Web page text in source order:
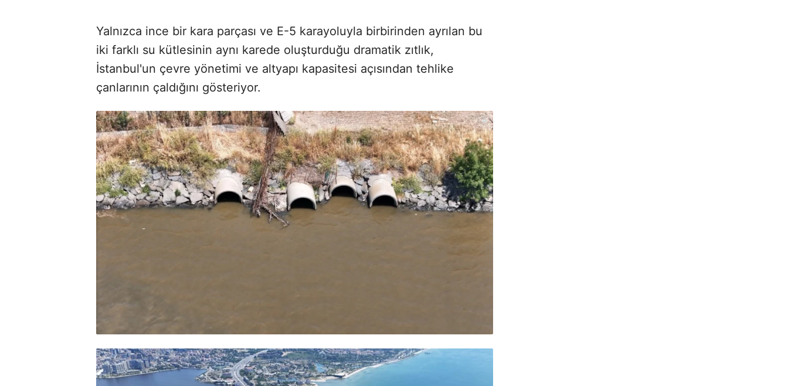
Yalnızca ince bir kara parçası ve E-5 karayoluyla birbirinden ayrılan bu
iki farklı su kütlesinin aynı karede oluşturduğu dramatik zıtlık,
İstanbul'un çevre yönetimi ve altyapı kapasitesi açısından tehlike
çanlarının çaldığını gösteriyor.